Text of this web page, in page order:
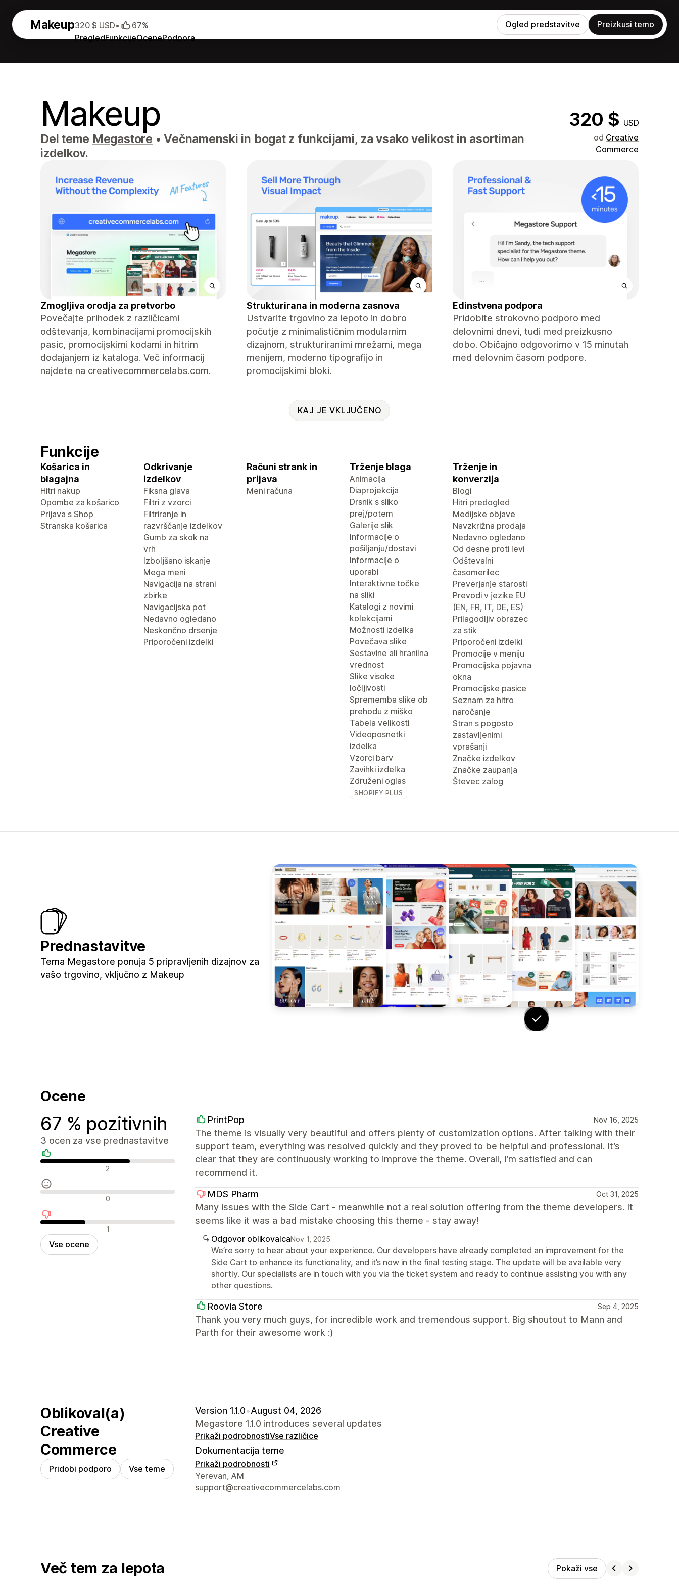
Makeup
PregledFunkcijeOcenePodpora
320 $ USD• 67% Ogled predstavitve Preizkusi temo
Makeup 320 $ USD
Del teme Megastore • Večnamenski in bogat z funkcijami, za vsako velikost in asortiman
izdelkov.
od Creative
Commerce
Zmogljiva orodja za pretvorbo
Povečajte prihodek z različicami
odštevanja, kombinacijami promocijskih
pasic, promocijskimi kodami in hitrim
dodajanjem iz kataloga. Več informacij
najdete na creativecommercelabs.com.
Strukturirana in moderna zasnova
Ustvarite trgovino za lepoto in dobro
počutje z minimalističnim modularnim
dizajnom, strukturiranimi mrežami, mega
menijem, moderno tipografijo in
promocijskimi bloki.
Edinstvena podpora
Pridobite strokovno podporo med
delovnimi dnevi, tudi med preizkusno
dobo. Običajno odgovorimo v 15 minutah
med delovnim časom podpore.
KAJ JE VKLJUČENO
Funkcije
Košarica in
blagajna
Hitri nakup
Opombe za košarico
Prijava s Shop
Stranska košarica
Odkrivanje
izdelkov
Fiksna glava
Filtri z vzorci
Filtriranje in
razvrščanje izdelkov
Gumb za skok na
vrh
Izboljšano iskanje
Mega meni
Navigacija na strani
zbirke
Navigacijska pot
Nedavno ogledano
Neskončno drsenje
Priporočeni izdelki
Računi strank in
prijava
Meni računa
Trženje blaga
Animacija
Diaprojekcija
Drsnik s sliko
prej/potem
Galerije slik
Informacije o
pošiljanju/dostavi
Informacije o
uporabi
Interaktivne točke
na sliki
Katalogi z novimi
kolekcijami
Možnosti izdelka
Povečava slike
Sestavine ali hranilna
vrednost
Slike visoke
ločljivosti
Sprememba slike ob
prehodu z miško
Tabela velikosti
Videoposnetki
izdelka
Vzorci barv
Zavihki izdelka
Združeni oglas
SHOPIFY PLUS
Trženje in
konverzija
Blogi
Hitri predogled
Medijske objave
Navzkrižna prodaja
Nedavno ogledano
Od desne proti levi
Odštevalni
časomerilec
Preverjanje starosti
Prevodi v jezike EU
(EN, FR, IT, DE, ES)
Prilagodljiv obrazec
za stik
Priporočeni izdelki
Promocije v meniju
Promocijska pojavna
okna
Promocijske pasice
Seznam za hitro
naročanje
Stran s pogosto
zastavljenimi
vprašanji
Značke izdelkov
Značke zaupanja
Števec zalog
Prednastavitve
Tema Megastore ponuja 5 pripravljenih dizajnov za
vašo trgovino, vključno z Makeup
Ocene
67 % pozitivnih
3 ocen za vse prednastavitve
Pozitivne ocene 2
Nevtralne ocene 0
Negativne ocene 1
Vse ocene
PrintPop Nov 16, 2025
The theme is visually very beautiful and offers plenty of customization options. After talking with their
support team, everything was resolved quickly and they proved to be helpful and professional. It’s
clear that they are continuously working to improve the theme. Overall, I’m satisfied and can
recommend it.
MDS Pharm Oct 31, 2025
Many issues with the Side Cart - meanwhile not a real solution offering from the theme developers. It
seems like it was a bad mistake choosing this theme - stay away!
Odgovor oblikovalcaNov 1, 2025
We’re sorry to hear about your experience. Our developers have already completed an improvement for the
Side Cart to enhance its functionality, and it’s now in the final testing stage. The update will be available very
shortly. Our specialists are in touch with you via the ticket system and ready to continue assisting you with any
other questions.
Roovia Store Sep 4, 2025
Thank you very much guys, for incredible work and tremendous support. Big shoutout to Mann and
Parth for their awesome work :)
Oblikoval(a)
Creative
Commerce
Pridobi podporo Vse teme
Version 1.1.0•August 04, 2026
Megastore 1.1.0 introduces several updates
Prikaži podrobnostiVse različice
Dokumentacija teme
Prikaži podrobnosti
Podatki za stik z oblikovalcem
Yerevan, AM
support@creativecommercelabs.com
Več tem za lepota Pokaži vse